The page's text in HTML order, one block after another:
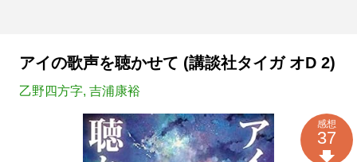
アイの歌声を聴かせて (講談社タイガ オD 2)
乙野四方字, 吉浦康裕
感想
37